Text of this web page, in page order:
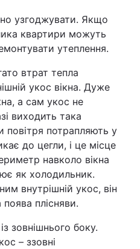
узгоджувати. Якщо
квартири можуть
утеплення.
втрат тепла
укос вікна. Дуже
а сам укос не
виходить така
повітря потрапляють у
до цегли, і це місце
навколо вікна
як холодильник.
внутрішній укос, він
плісняви.
зовнішнього боку.
– ззовні